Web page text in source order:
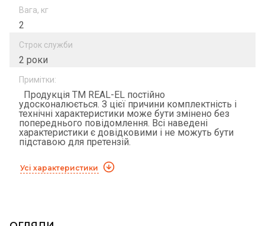
Вага, кг
2
Строк служби
2 роки
Примітки:
Продукція ТМ REAL-EL постійно
удосконалюється. З цієї причини комплектність і
технічні характеристики може бути змінено без
попереднього повідомлення. Всі наведені
характеристики є довідковими і не можуть бути
підставою для претензій.
Усі характеристики